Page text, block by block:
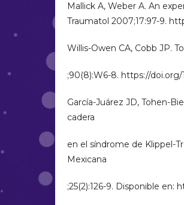
Mallick A, Weber A. An
Traumatol 2007;17:97-9.
Willis-Owen CA, Cobb JP.
;90(8):W6-8. https://
García-Juárez JD, Tohen-
cadera
en el síndrome de Klippel-
Mexicana
;25(2):126-9. Disponible